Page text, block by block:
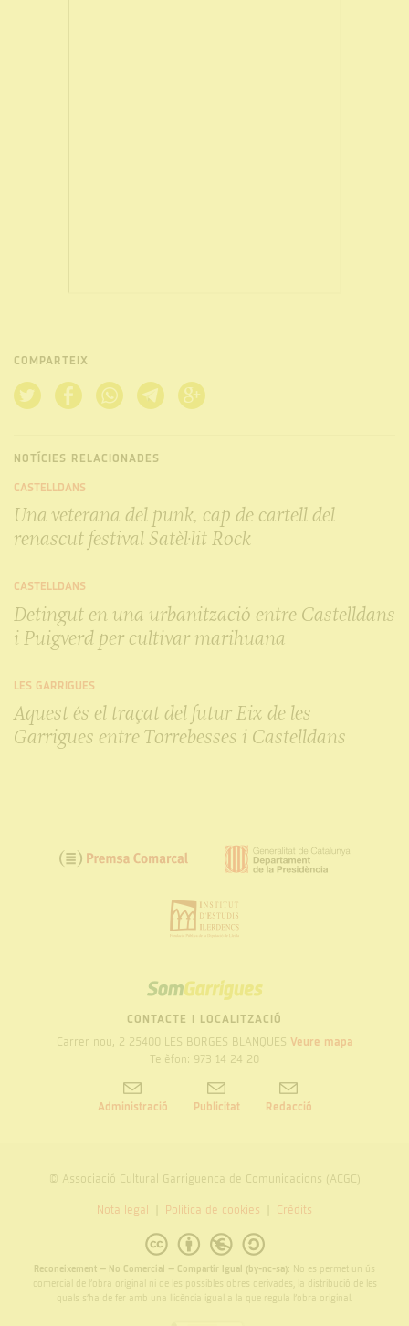
COMPARTEIX
NOTÍCIES RELACIONADES
CASTELLDANS
Una veterana del punk, cap de cartell del
renascut festival Satèl·lit Rock
CASTELLDANS
Detingut en una urbanització entre Castelldans
i Puigverd per cultivar marihuana
LES GARRIGUES
Aquest és el traçat del futur Eix de les
Garrigues entre Torrebesses i Castelldans
SOM
GARRIGUES
CONTACTE I LOCALITZACIÓ
Carrer nou, 2 25400 LES BORGES BLANQUES Veure mapa
Telèfon: 973 14 24 20
Administració Publicitat Redacció
© Associació Cultural Garriguenca de Comunicacions (ACGC)
Nota legal Politica de cookies Crèdits
Reconeixement – No Comercial – Compartir Igual (by-nc-sa): No es permet un ús
comercial de l’obra original ni de les possibles obres derivades, la distribució de les
quals s’ha de fer amb una llicència igual a la que regula l’obra original.